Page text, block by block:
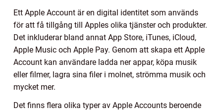
Ett Apple Account är en digital identitet som används
för att få tillgång till Apples olika tjänster och produkter.
Det inkluderar bland annat App Store, iTunes, iCloud,
Apple Music och Apple Pay. Genom att skapa ett Apple
Account kan användare ladda ner appar, köpa musik
eller filmer, lagra sina filer i molnet, strömma musik och
mycket mer.
Det finns flera olika typer av Apple Accounts beroende